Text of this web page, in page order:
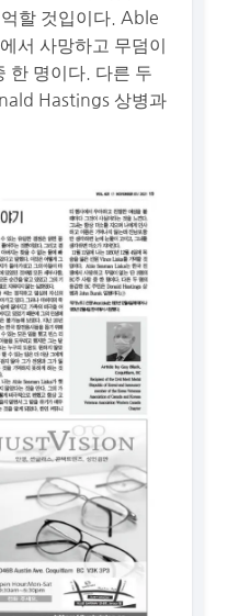
할 것입이다. Able
서 사망하고 무덤이
한 명이다. 다른 두
Hastings 상병과